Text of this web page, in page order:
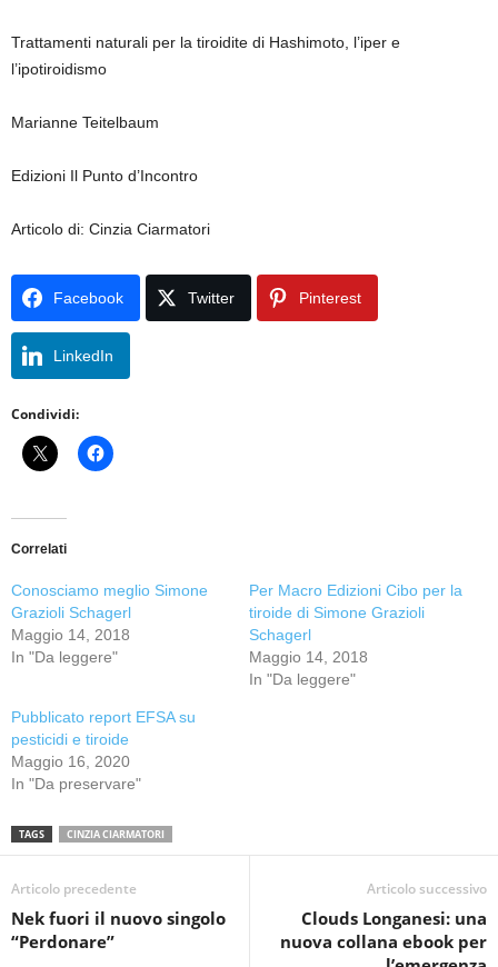
Trattamenti naturali per la tiroidite di Hashimoto, l’iper e
l’ipotiroidismo
Marianne Teitelbaum
Edizioni Il Punto d’Incontro
Articolo di: Cinzia Ciarmatori
Facebook Twitter Pinterest
LinkedIn
Condividi:
Correlati
Conosciamo meglio Simone
Grazioli Schagerl
Maggio 14, 2018
In "Da leggere"
Per Macro Edizioni Cibo per la
tiroide di Simone Grazioli
Schagerl
Maggio 14, 2018
In "Da leggere"
Pubblicato report EFSA su
pesticidi e tiroide
Maggio 16, 2020
In "Da preservare"
TAGS CINZIA CIARMATORI
Articolo precedente
Nek fuori il nuovo singolo
“Perdonare”
Articolo successivo
Clouds Longanesi: una
nuova collana ebook per